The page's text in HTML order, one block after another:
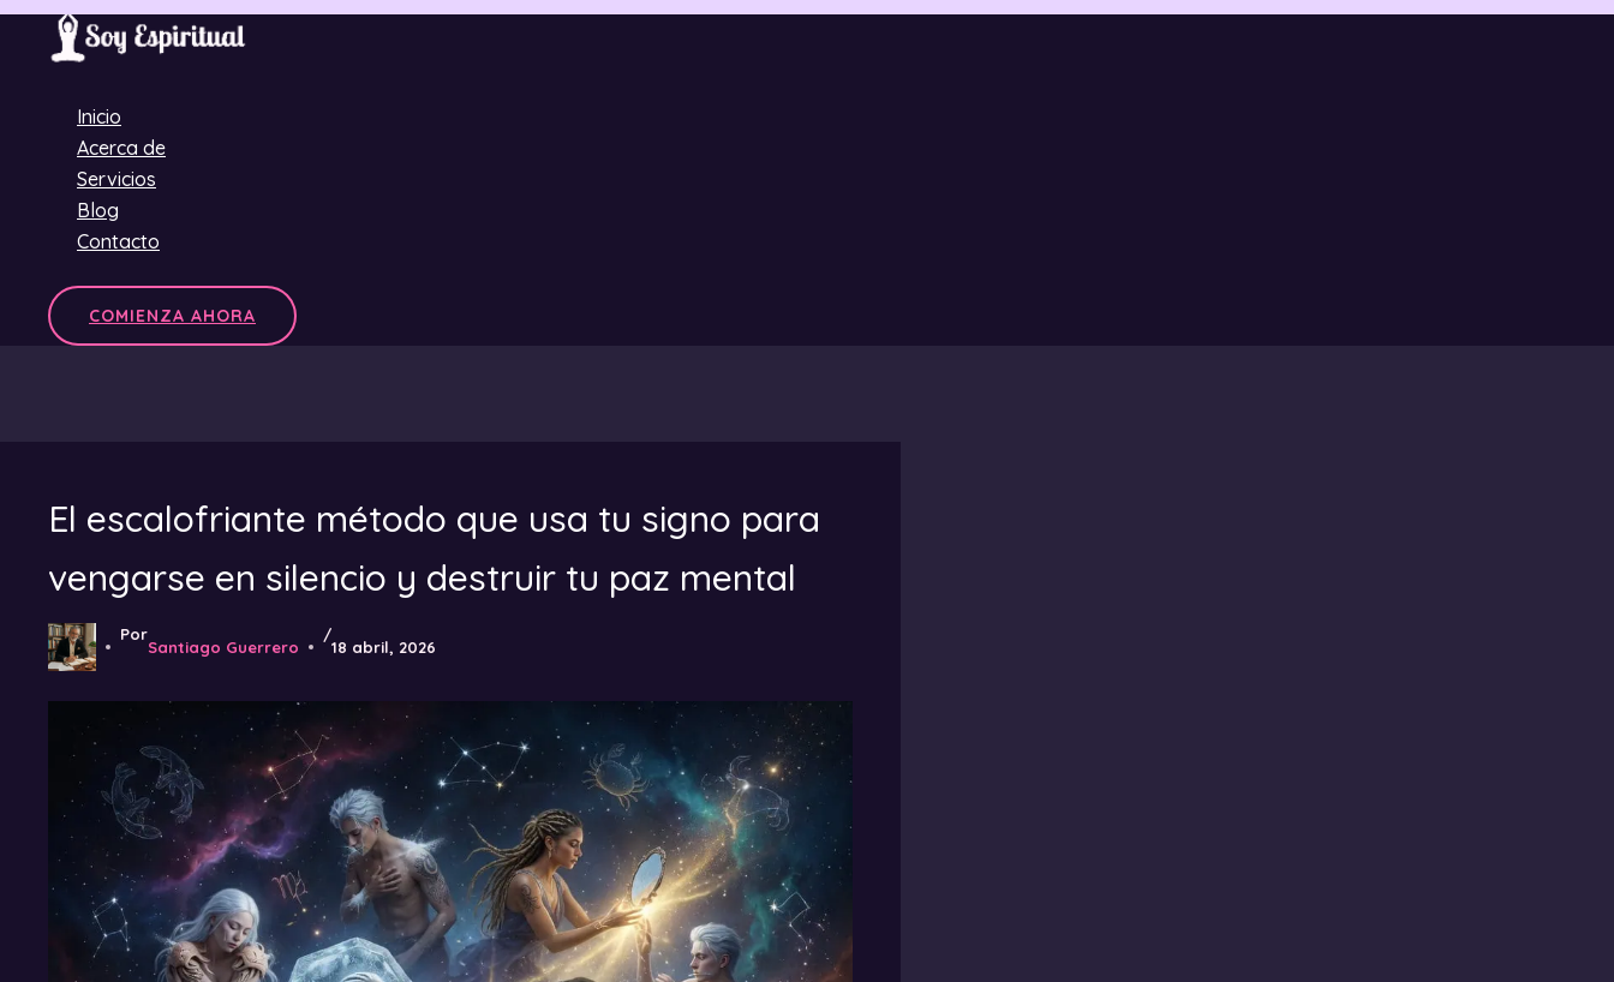
Ir
Inicio
Acerca de
Servicios
Blog
Contacto
COMIENZA AHORA
El escalofriante método que usa tu signo para
vengarse en silencio y destruir tu paz mental
Por
Santiago Guerrero
/
18 abril, 2026